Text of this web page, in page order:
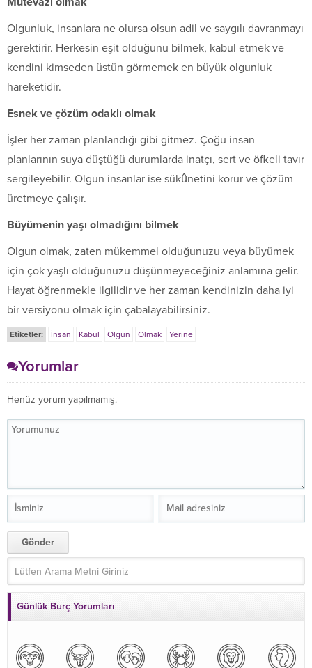
Olgunluk, insanlara ne olursa olsun adil ve saygılı davranmayı
gerektirir. Herkesin eşit olduğunu bilmek, kabul etmek ve
kendini kimseden üstün görmemek en büyük olgunluk
hareketidir.
Esnek ve çözüm odaklı olmak
İşler her zaman planlandığı gibi gitmez. Çoğu insan
planlarının suya düştüğü durumlarda inatçı, sert ve öfkeli tavır
sergileyebilir. Olgun insanlar ise sükûnetini korur ve çözüm
üretmeye çalışır.
Büyümenin yaşı olmadığını bilmek
Olgun olmak, zaten mükemmel olduğunuzu veya büyümek
için çok yaşlı olduğunuzu düşünmeyeceğiniz anlamına gelir.
Hayat öğrenmekle ilgilidir ve her zaman kendinizin daha iyi
bir versiyonu olmak için çabalayabilirsiniz.
Etiketler: İnsan Kabul Olgun Olmak Yerine
Yorumlar
Henüz yorum yapılmamış.
Günlük Burç Yorumları